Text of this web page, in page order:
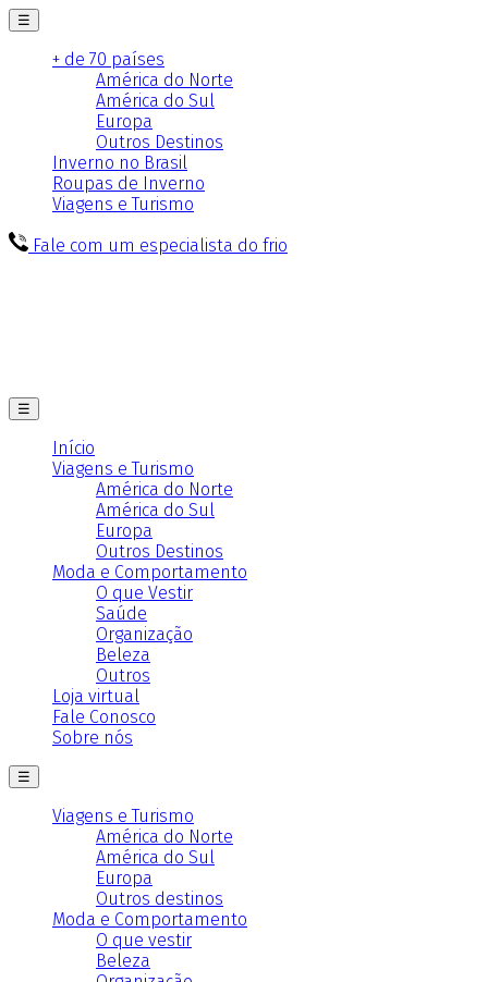
☰
+ de 70 países
América do Norte
América do Sul
Europa
Outros Destinos
Inverno no Brasil
Roupas de Inverno
Viagens e Turismo
Fale com um especialista do frio
☰
Início
Viagens e Turismo
América do Norte
América do Sul
Europa
Outros Destinos
Moda e Comportamento
O que Vestir
Saúde
Organização
Beleza
Outros
Loja virtual
Fale Conosco
Sobre nós
☰
Viagens e Turismo
América do Norte
América do Sul
Europa
Outros destinos
Moda e Comportamento
O que vestir
Beleza